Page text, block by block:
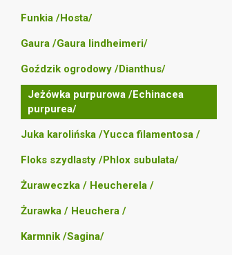
Funkia /Hosta/
Gaura /Gaura lindheimeri/
Goździk ogrodowy /Dianthus/
Jeżówka purpurowa /Echinacea
purpurea/
Juka karolińska /Yucca filamentosa /
Floks szydlasty /Phlox subulata/
Żuraweczka / Heucherela /
Żurawka / Heuchera /
Karmnik /Sagina/